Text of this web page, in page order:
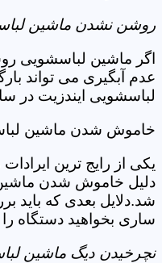
روشن نشدن ماشین
اگر ماشین لباسشویی
عدم آبگیری می تواند
لباسشویی ایندزیت در
خاموش شدن ماشین
یکی از رایج ترین
دلیل خاموش شدن ماشین
شد.دلایل بعدی که باید
ساری بخواهید دستگاه
نچرخیدن دیگ ماشین